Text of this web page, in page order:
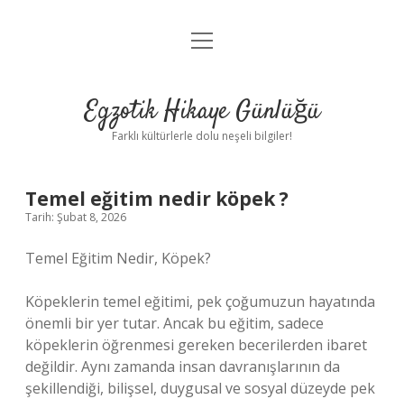
Anasayfa
Yasal Uyarı
menüyü
Egzotik Hikaye Günlüğü
Farklı kültürlerle dolu neşeli bilgiler!
Temel eğitim nedir köpek ?
Tarih: Şubat 8, 2026
Temel Eğitim Nedir, Köpek?
Köpeklerin temel eğitimi, pek çoğumuzun hayatında
önemli bir yer tutar. Ancak bu eğitim, sadece
köpeklerin öğrenmesi gereken becerilerden ibaret
değildir. Aynı zamanda insan davranışlarının da
şekillendiği, bilişsel, duygusal ve sosyal düzeyde pek